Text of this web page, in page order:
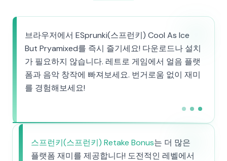
브라우저에서 ESprunki(스프런키) Cool As Ice
But Pryamixed를 즉시 즐기세요! 다운로드나 설치
가 필요하지 않습니다. 레트로 게임에서 얼음 플랫
폼과 음악 창작에 빠져보세요. 번거로움 없이 재미
를 경험해보세요!
스프런키(스프런키) Retake Bonus는 더 많은
플랫폼 재미를 제공합니다! 도전적인 레벨에서